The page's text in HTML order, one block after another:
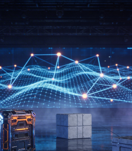
Engineering
Maya 3DS Max
Cel-Shaded
Low Poly